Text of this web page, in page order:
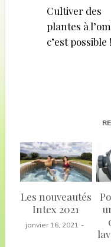
l’article
Cultiver des
plantes à
c’est possible !
Les nouveautés
Intex 2021
janvier 16, 2021